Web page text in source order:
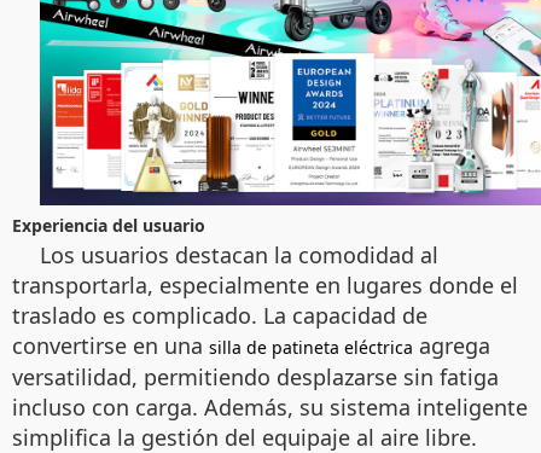
Experiencia del usuario
Los usuarios destacan la comodidad al
transportarla, especialmente en lugares donde el
traslado es complicado. La capacidad de
convertirse en una silla de patineta eléctrica agrega
versatilidad, permitiendo desplazarse sin fatiga
incluso con carga. Además, su sistema inteligente
simplifica la gestión del equipaje al aire libre.